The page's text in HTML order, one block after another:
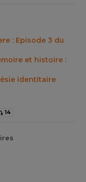
: Episode 3 du
et histoire :
identitaire
14